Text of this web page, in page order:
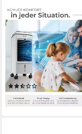
TECTAKE
Ventilatorkombigerät
Klimaanlage, Touch-
Bedienfeld, inkl.
Fernbedienung
75 W Leistung
(11)
lieferbar - in 2-3